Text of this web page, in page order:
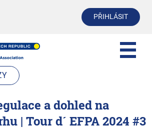
PŘIHLÁSIT
a dohled na
| Tour d´ EFPA 2024 #3